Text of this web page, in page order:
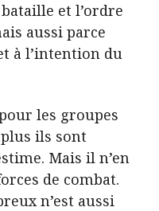
et l’ordre
aussi parce
à l’intention du
les groupes
ils sont
Mais il n’en
de combat.
n’est aussi